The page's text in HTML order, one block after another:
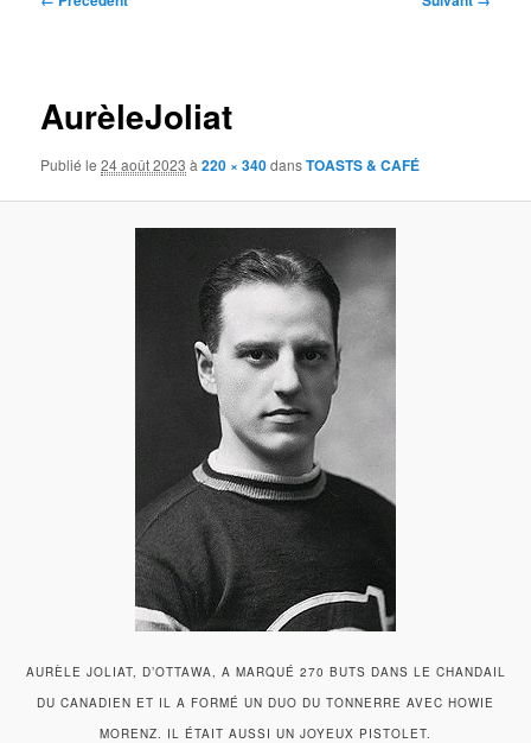
AurèleJoliat
Publié le24 août 2023 à220 × 340dansTOASTS & CAFÉ
AURÈLE JOLIAT, D’OTTAWA, A MARQUÉ 270 BUTS DANS LE CHANDAIL
DU CANADIEN ET IL A FORMÉ UN DUO DU TONNERRE AVEC HOWIE
MORENZ. IL ÉTAIT AUSSI UN JOYEUX PISTOLET.